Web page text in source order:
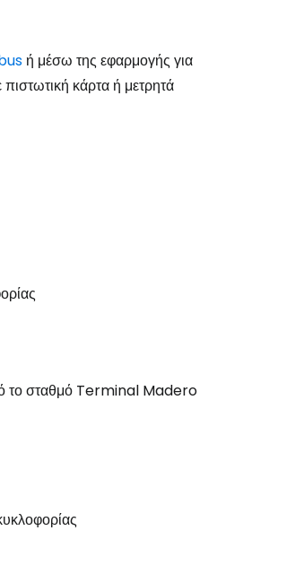
ή μέσω της εφαρμογής για
κάρτα ή μετρητά
το σταθμό Terminal Madero